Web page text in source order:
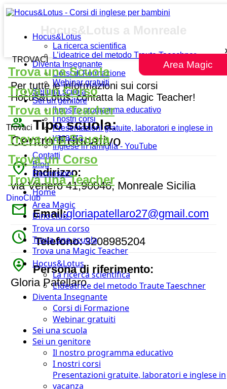
Hocus&Lotus
La ricerca scientifica
L’ideatrice del metodo Traute Taeschner
Diventa Insegnante
Corsi di Formazione
Webinar gratuiti
Sei una scuola
Sei un genitore
Il nostro programma educativo
I nostri corsi
Presentazioni gratuite, laboratori e inglese in
vacanza
Inglese in famiglia - YouTube
Contatti
Blog
Recensioni
Home
Area Magic
DinoClub
Trova un corso
Trova una scuola
Trova una Magic Teacher
Hocus&Lotus
La ricerca scientifica
L’ideatrice del metodo Traute Taeschner
Diventa Insegnante
Corsi di Formazione
Webinar gratuiti
Sei una scuola
Sei un genitore
Il nostro programma educativo
I nostri corsi
Presentazioni gratuite, laboratori e inglese in
vacanza
Area Magic
TROVACI
Trova una Scuola
Trova un Corso
Trova una Teacher
Trovaci
Trova una Scuola
Trova un Corso
Trova una Teacher
DinoClub
Hocus&Lotus a Monreale
Per tutte le informazioni sui corsi
Hocus&Lotus, contatta la Magic Teacher!
people_outline Tipo scuola:
Centro Educativo
place Indirizzo:
via Venero 41,90046, Monreale Sicilia
mail Email:gloriapatellaro27@gmail.com
watch_later Telefono:3208985204
person_pin_circle Persona di riferimento:
Gloria Patellaro